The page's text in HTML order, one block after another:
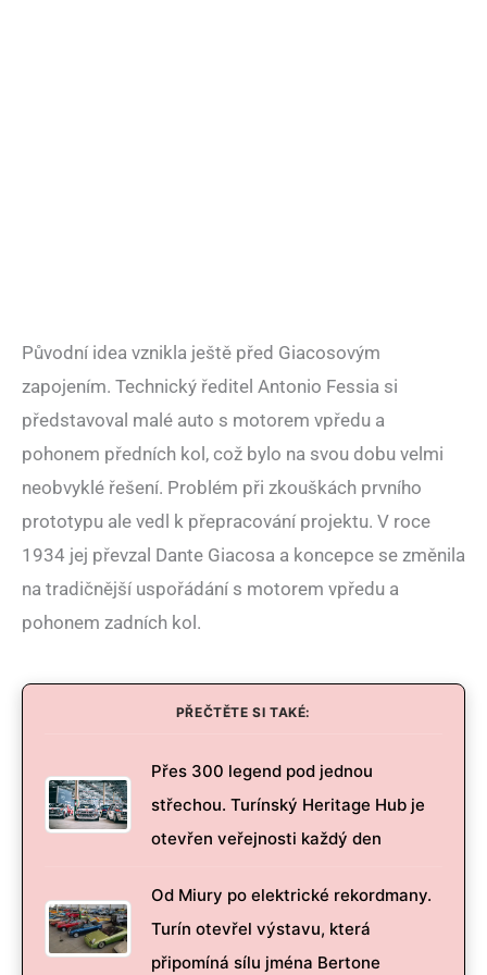
Původní idea vznikla ještě před Giacosovým
zapojením. Technický ředitel Antonio Fessia si
představoval malé auto s motorem vpředu a
pohonem předních kol, což bylo na svou dobu velmi
neobvyklé řešení. Problém při zkouškách prvního
prototypu ale vedl k přepracování projektu. V roce
1934 jej převzal Dante Giacosa a koncepce se změnila
na tradičnější uspořádání s motorem vpředu a
pohonem zadních kol.
PŘEČTĚTE SI TAKÉ:
Přes 300 legend pod jednou
střechou. Turínský Heritage Hub je
otevřen veřejnosti každý den
Od Miury po elektrické rekordmany.
Turín otevřel výstavu, která
připomíná sílu jména Bertone